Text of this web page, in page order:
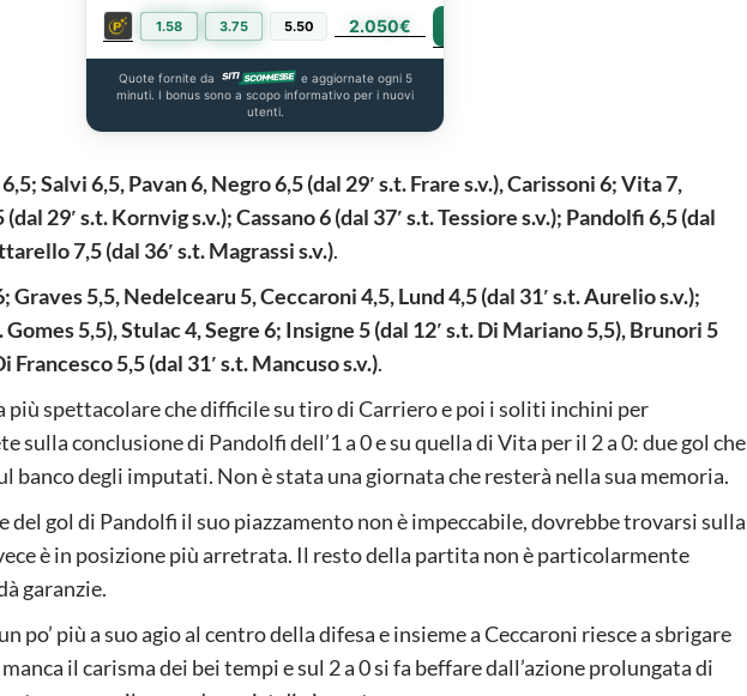
1.58 3.75 5.50 2.050€
Quote fornite da
e aggiornate ogni 5
minuti. I bonus sono a scopo informativo per i nuovi
utenti.
Salvi 6,5, Pavan 6, Negro 6,5 (dal 29′ s.t. Frare s.v.), Carissoni 6; Vita 7,
29′ s.t. Kornvig s.v.); Cassano 6 (dal 37′ s.t. Tessiore s.v.); Pandolfi 6,5 (dal
7,5 (dal 36′ s.t. Magrassi s.v.).
Graves 5,5, Nedelcearu 5, Ceccaroni 4,5, Lund 4,5 (dal 31′ s.t. Aurelio s.v.);
5,5), Stulac 4, Segre 6; Insigne 5 (dal 12′ s.t. Di Mariano 5,5), Brunori 5
Francesco 5,5 (dal 31′ s.t. Mancuso s.v.).
più spettacolare che difficile su tiro di Carriero e poi i soliti inchini per
sulla conclusione di Pandolfi dell’1 a 0 e su quella di Vita per il 2 a 0: due gol che
banco degli imputati. Non è stata una giornata che resterà nella sua memoria.
del gol di Pandolfi il suo piazzamento non è impeccabile, dovrebbe trovarsi sulla
è in posizione più arretrata. Il resto della partita non è particolarmente
garanzie.
po’ più a suo agio al centro della difesa e insieme a Ceccaroni riesce a sbrigare
manca il carisma dei bei tempi e sul 2 a 0 si fa beffare dall’azione prolungata di